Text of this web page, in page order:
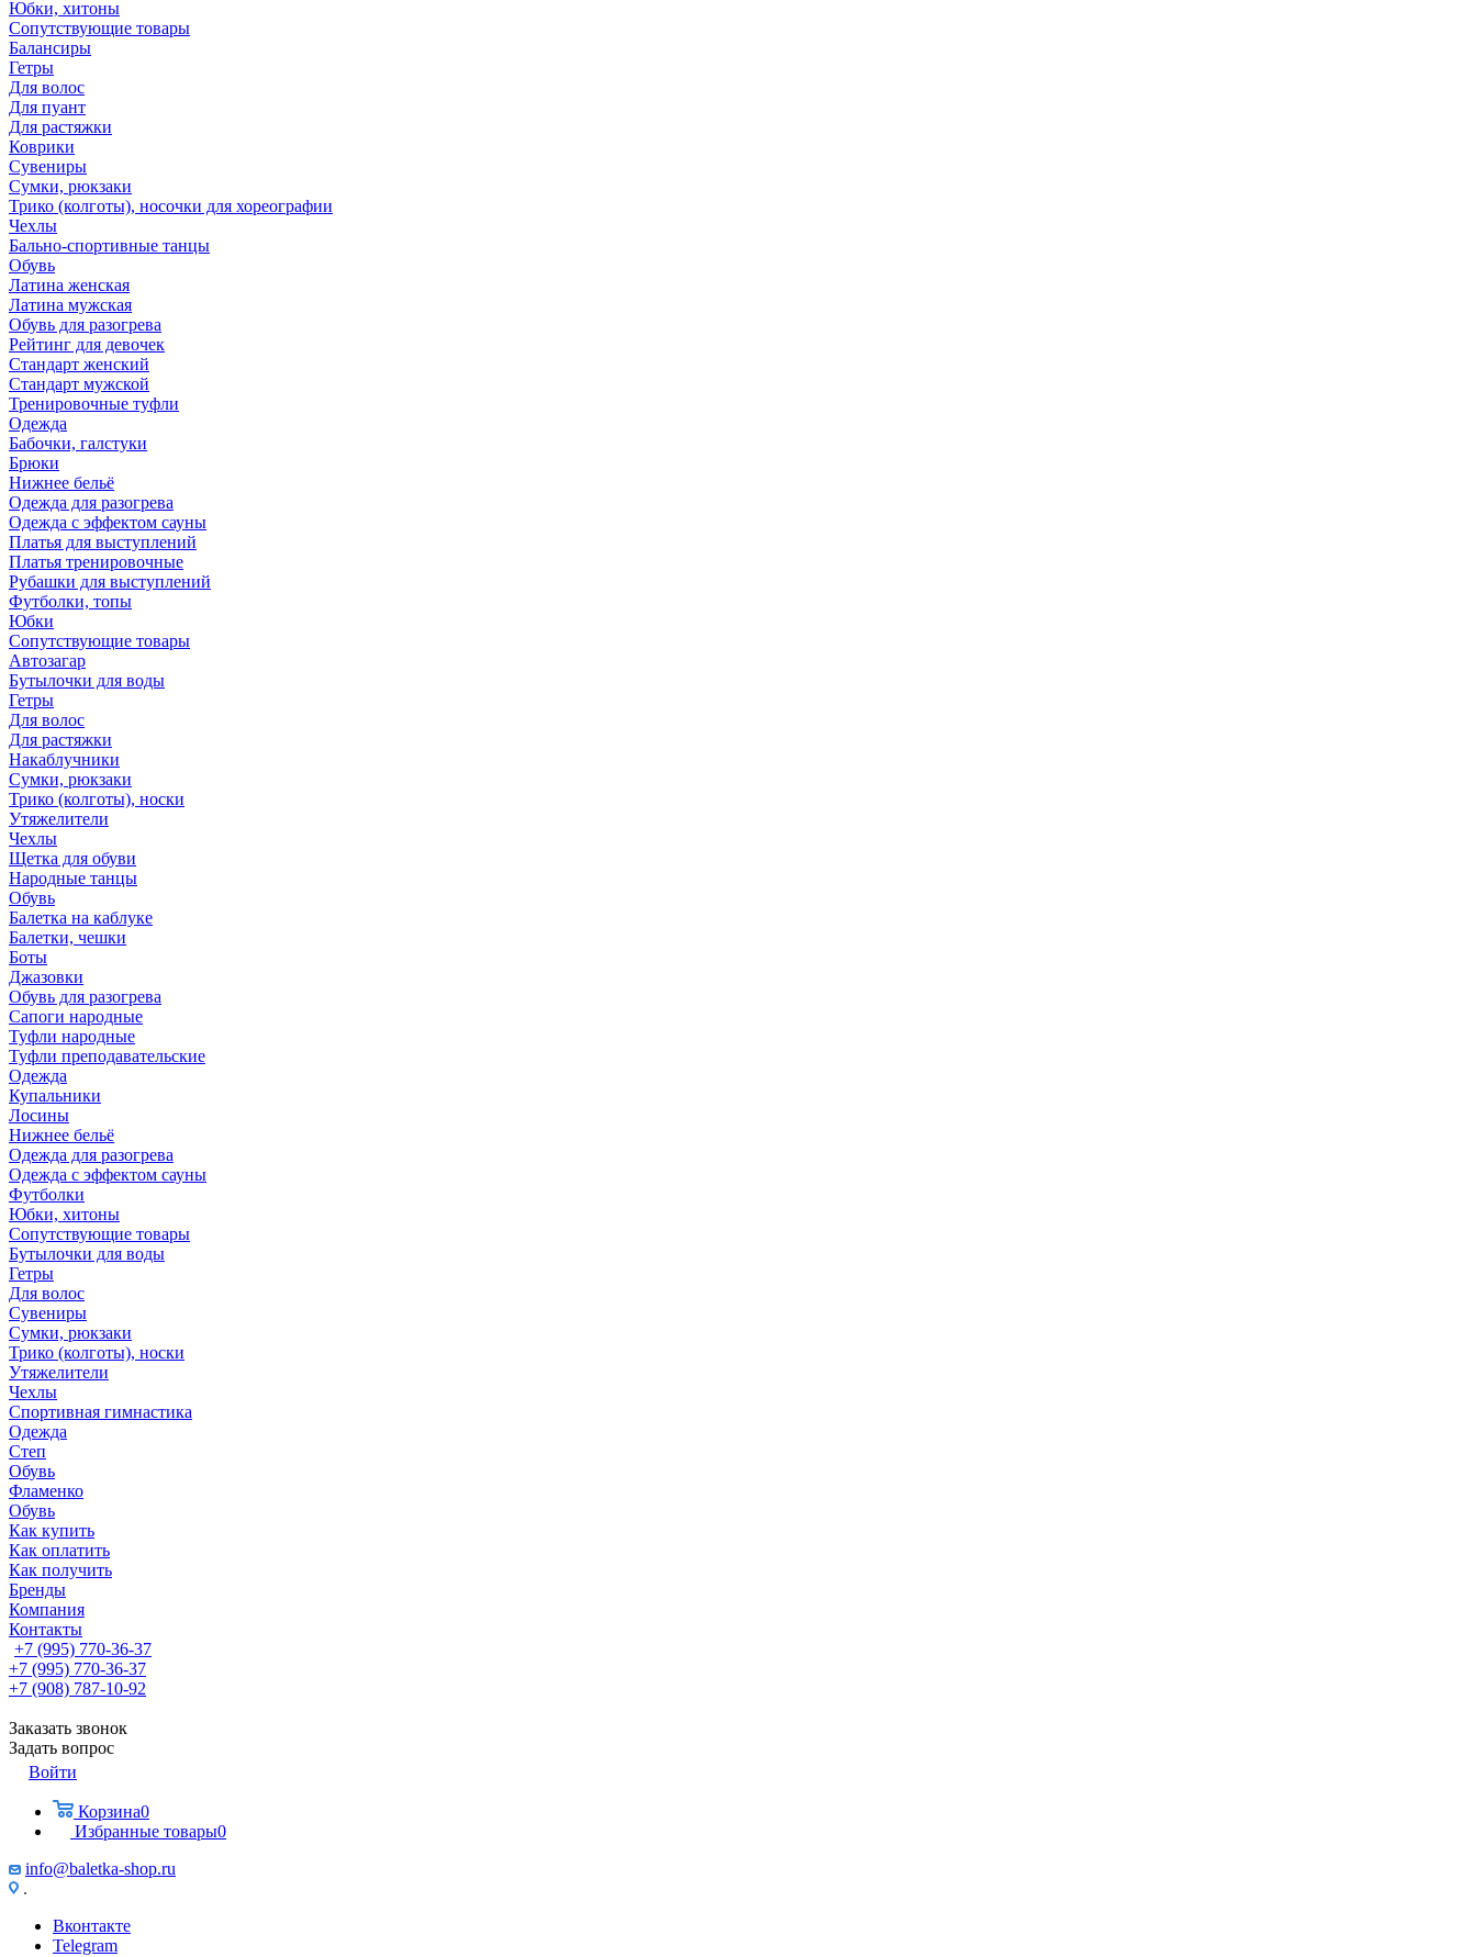
Юбки, хитоны
Сопутствующие товары
Балансиры
Гетры
Для волос
Для пуант
Для растяжки
Коврики
Сувениры
Сумки, рюкзаки
Трико (колготы), носочки для хореографии
Чехлы
Бально-спортивные танцы
Обувь
Латина женская
Латина мужская
Обувь для разогрева
Рейтинг для девочек
Стандарт женский
Стандарт мужской
Тренировочные туфли
Одежда
Бабочки, галстуки
Брюки
Нижнее бельё
Одежда для разогрева
Одежда с эффектом сауны
Платья для выступлений
Платья тренировочные
Рубашки для выступлений
Футболки, топы
Юбки
Сопутствующие товары
Автозагар
Бутылочки для воды
Гетры
Для волос
Для растяжки
Накаблучники
Сумки, рюкзаки
Трико (колготы), носки
Утяжелители
Чехлы
Щетка для обуви
Народные танцы
Обувь
Балетка на каблуке
Балетки, чешки
Боты
Джазовки
Обувь для разогрева
Сапоги народные
Туфли народные
Туфли преподавательские
Одежда
Купальники
Лосины
Нижнее бельё
Одежда для разогрева
Одежда с эффектом сауны
Футболки
Юбки, хитоны
Сопутствующие товары
Бутылочки для воды
Гетры
Для волос
Сувениры
Сумки, рюкзаки
Трико (колготы), носки
Утяжелители
Чехлы
Спортивная гимнастика
Одежда
Степ
Обувь
Фламенко
Обувь
Как купить
Как оплатить
Как получить
Бренды
Компания
Контакты
+7 (995) 770-36-37
+7 (995) 770-36-37
+7 (908) 787-10-92
Заказать звонок
Задать вопрос
Войти
Корзина0
Избранные товары0
info@baletka-shop.ru
.
Вконтакте
Telegram